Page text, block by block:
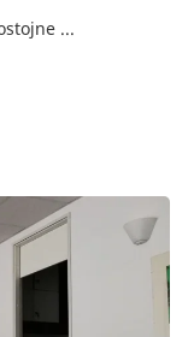
...